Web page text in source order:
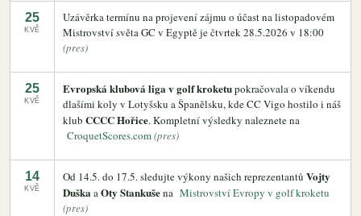
25
KVĚ
Uzávěrka termínu na projevení zájmu o účast na listopadovém
Mistrovství světa GC v Egyptě je čtvrtek 28.5.2026 v 18:00
(pres)
25
KVĚ
Evropská klubová liga v golf kroketupokračovala o víkendu
dlašími koly v Lotyšsku a Španělsku, kde CC Vigo hostilo i náš
klub CCCC Hořice. Kompletní výsledky naleznete na
CroquetScores.com(pres)
14
KVĚ
Od 14.5. do 17.5. sledujte výkony našich reprezentantů Vojty
DuškaaOty Stankušena Mistrovství Evropy v golf kroketu
(pres)